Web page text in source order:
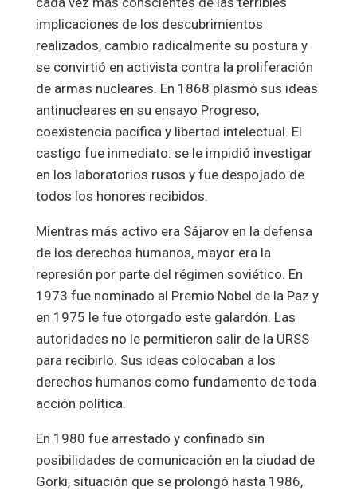
implicaciones de los descubrimientos
realizados, cambio radicalmente su postura y
se convirtió en activista contra la proliferación
de armas nucleares. En 1868 plasmó sus ideas
antinucleares en su ensayo Progreso,
coexistencia pacífica y libertad intelectual. El
castigo fue inmediato: se le impidió investigar
en los laboratorios rusos y fue despojado de
todos los honores recibidos.
Mientras más activo era Sájarov en la defensa
de los derechos humanos, mayor era la
represión por parte del régimen soviético. En
1973 fue nominado al Premio Nobel de la Paz y
en 1975 le fue otorgado este galardón. Las
autoridades no le permitieron salir de la URSS
para recibirlo. Sus ideas colocaban a los
derechos humanos como fundamento de toda
acción política.
En 1980 fue arrestado y confinado sin
posibilidades de comunicación en la ciudad de
Gorki, situación que se prolongó hasta 1986,